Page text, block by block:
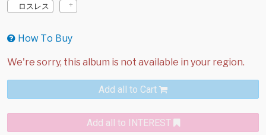
ロスレス
How To Buy
Add all to Cart
Add all to INTEREST